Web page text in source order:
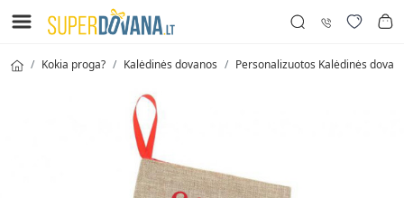
Kokia proga? Kalėdinės dovanos Personalizuotos Kalėdinės